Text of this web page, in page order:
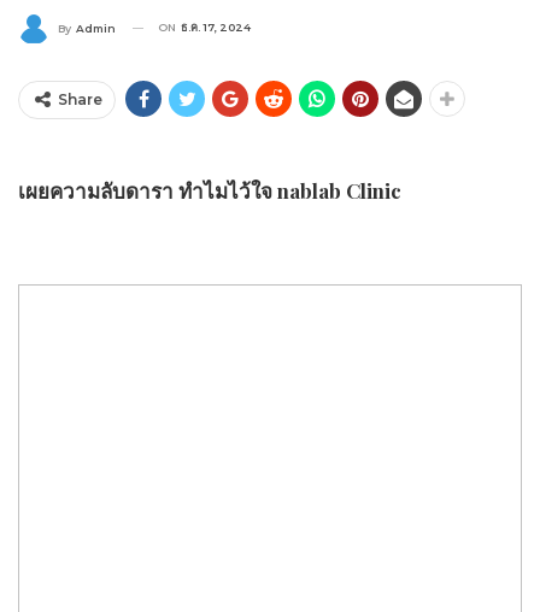
By Admin ON ธ.ค. 17, 2024
Share
เผยความลับดารา ทำไมไว้ใจ nablab Clinic